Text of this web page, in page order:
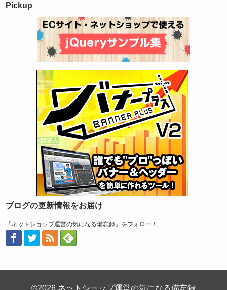
Pickup
ブログの更新情報をお届け
「ネットショップ運営の気になる備忘録」をフォロー！
©2026 ネットショップ運営の気になる備忘録